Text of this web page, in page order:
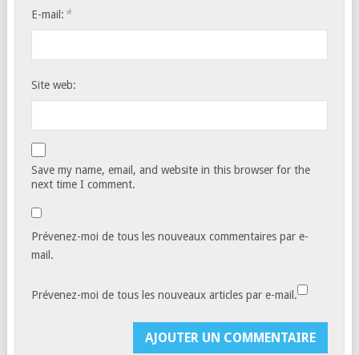
E-mail: *
Site web:
Save my name, email, and website in this browser for the
next time I comment.
Prévenez-moi de tous les nouveaux commentaires par e-
mail.
Prévenez-moi de tous les nouveaux articles par e-mail.